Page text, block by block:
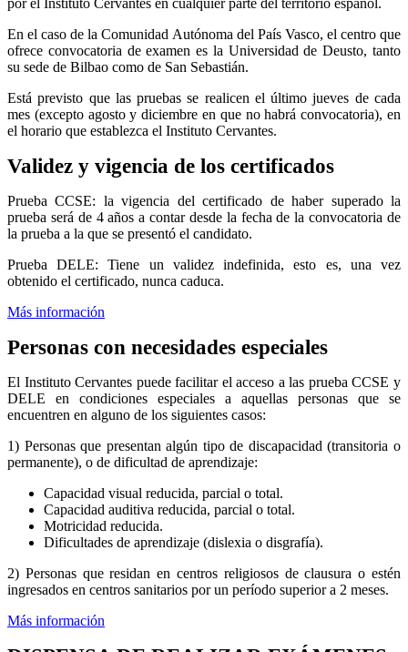
por el Instituto Cervantes en cualquier parte del territorio español.
En el caso de la Comunidad Autónoma del País Vasco, el centro que
ofrece convocatoria de examen es la Universidad de Deusto, tanto
su sede de Bilbao como de San Sebastián.
Está previsto que las pruebas se realicen el último jueves de cada
mes (excepto agosto y diciembre en que no habrá convocatoria), en
el horario que establezca el Instituto Cervantes.
Validez y vigencia de los certificados
Prueba CCSE: la vigencia del certificado de haber superado la
prueba será de 4 años a contar desde la fecha de la convocatoria de
la prueba a la que se presentó el candidato.
Prueba DELE: Tiene un validez indefinida, esto es, una vez
obtenido el certificado, nunca caduca.
Más información
Personas con necesidades especiales
El Instituto Cervantes puede facilitar el acceso a las prueba CCSE y
DELE en condiciones especiales a aquellas personas que se
encuentren en alguno de los siguientes casos:
1) Personas que presentan algún tipo de discapacidad (transitoria o
permanente), o de dificultad de aprendizaje:
Capacidad visual reducida, parcial o total.
Capacidad auditiva reducida, parcial o total.
Motricidad reducida.
Dificultades de aprendizaje (dislexia o disgrafía).
2) Personas que residan en centros religiosos de clausura o estén
ingresados en centros sanitarios por un período superior a 2 meses.
Más información